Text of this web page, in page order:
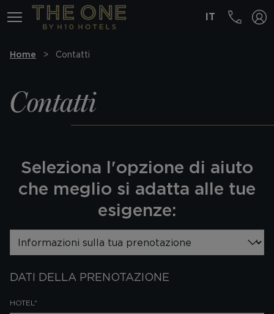
MENÚ IT
Home Contatti
Contatti
Seleziona l'opzione di aiuto
che meglio si adatta alle tue
esigenze:
DATI DELLA PRENOTAZIONE
HOTEL*